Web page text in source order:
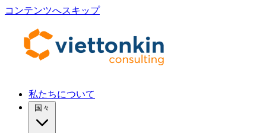
コンテンツへスキップ
私たちについて
国々